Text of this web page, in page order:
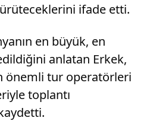
ifade etti.
en büyük, en
anlatan Erkek,
önemli tur operatörleri
toplantı